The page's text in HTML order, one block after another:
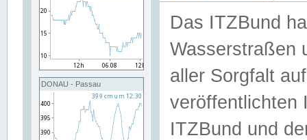
DONAU - Passau
Das ITZBund
Wasserstraßen
aller Sorgfalt
veröffentlichten
ITZBund und